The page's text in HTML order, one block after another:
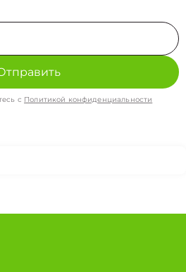
с Политикой конфиденциальности